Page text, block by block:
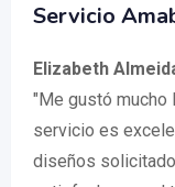
Servicio
Elizabeth
"Me gustó mucho
servicio es
diseños